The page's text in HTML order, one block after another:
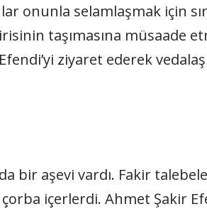
onunla selamlaşmak için
taşımasına müsaade
ziyaret ederek
bir aşevi vardı. Fakir
içerlerdi. Ahmet Şakir